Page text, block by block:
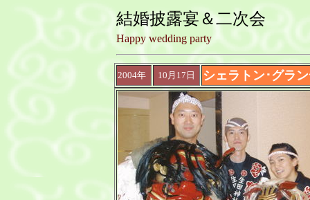
結婚披露宴＆二次会
Happy wedding party
2004年 10月17日 シェラトン･グラ